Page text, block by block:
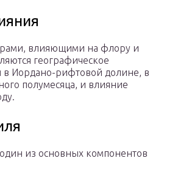
влияющими на флору и
географическое
в Иордано-рифтовой долине, в
полумесяца, и влияние
из основных компонентов